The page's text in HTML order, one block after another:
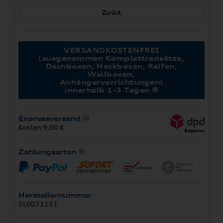
Zurück
VERSANDKOSTENFREI
(ausgenommen Komplettradsätze,
Dachboxen, Heckboxen, Reifen,
Wallboxen,
Anhängervorrichtungen)
innerhalb 1-3 Tagen
Expressversand
Kosten 9,00 €
Zahlungsarten
Herstellernummer
5L0071151